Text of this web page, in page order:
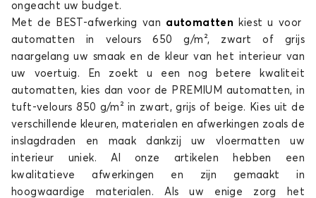
ongeacht uw budget.
Met de BEST-afwerking van automatten kiest u voor
automatten in velours 650 g/m², zwart of grijs
naargelang uw smaak en de kleur van het interieur van
uw voertuig. En zoekt u een nog betere kwaliteit
automatten, kies dan voor de PREMIUM automatten, in
tuft-velours 850 g/m² in zwart, grijs of beige. Kies uit de
verschillende kleuren, materialen en afwerkingen zoals de
inslagdraden en maak dankzij uw vloermatten uw
interieur uniek. Al onze artikelen hebben een
kwalitatieve afwerkingen en zijn gemaakt in
hoogwaardige materialen. Als uw enige zorg het